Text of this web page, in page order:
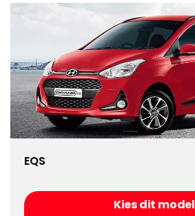
EQS
Kies dit model